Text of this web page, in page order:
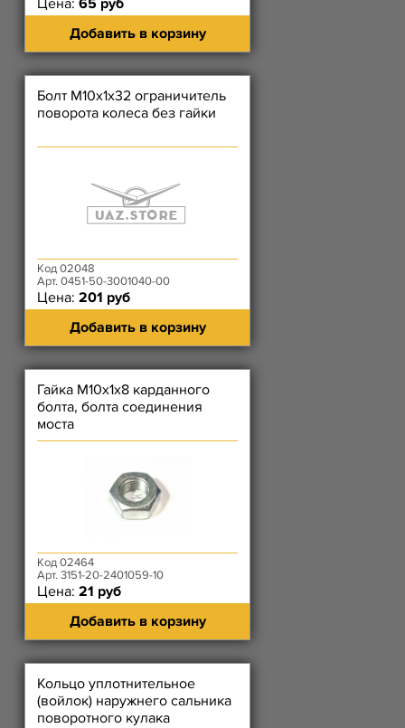
Цена: 65 руб
Добавить в корзину
Болт М10х1х32 ограничитель
поворота колеса без гайки
Код 02048
Арт. 0451-50-3001040-00
Цена: 201 руб
Добавить в корзину
Гайка М10х1х8 карданного
болта, болта соединения
моста
Код 02464
Арт. 3151-20-2401059-10
Цена: 21 руб
Добавить в корзину
Кольцо уплотнительное
(войлок) наружнего сальника
поворотного кулака